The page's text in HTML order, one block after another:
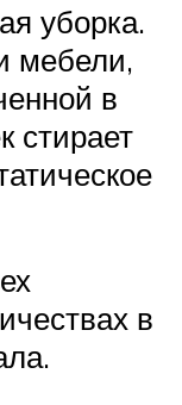
уборка.
мебели,
в
стирает
в